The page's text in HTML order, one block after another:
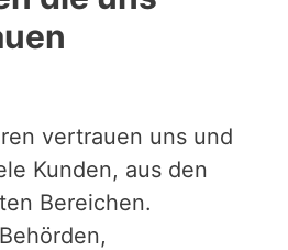
vertrauen uns und
Kunden, aus den
Bereichen.